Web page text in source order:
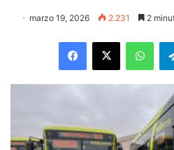
marzo 19, 2026 2.231 2
Facebook
X